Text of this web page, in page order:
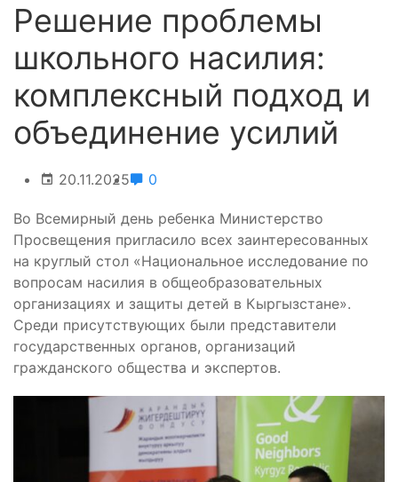
Решение проблемы
школьного насилия:
комплексный подход и
объединение усилий
20.11.2025 0
Во Всемирный день ребенка Министерство
Просвещения пригласило всех заинтересованных
на круглый стол «Национальное исследование по
вопросам насилия в общеобразовательных
организациях и защиты детей в Кыргызстане».
Среди присутствующих были представители
государственных органов, организаций
гражданского общества и экспертов.